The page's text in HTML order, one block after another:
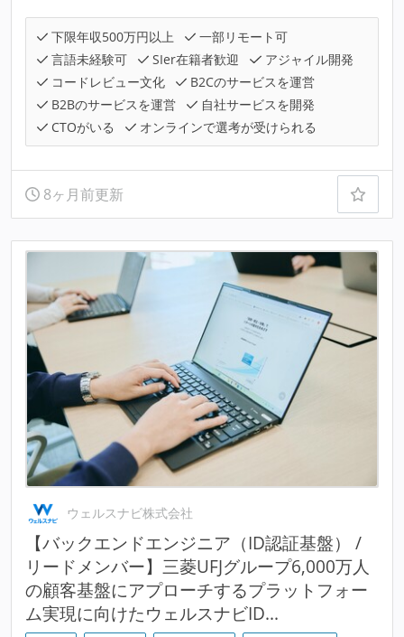
下限年収500万円以上
一部リモート可
言語未経験可
SIer在籍者歓迎
アジャイル開発
コードレビュー文化
B2Cのサービスを運営
B2Bのサービスを運営
自社サービスを開発
CTOがいる
オンラインで選考が受けられる
8ヶ月前更新
ウェルスナビ株式会社
【バックエンドエンジニア（ID認証基盤） /
リードメンバー】三菱UFJグループ6,000万人
の顧客基盤にアプローチするプラットフォー
ム実現に向けたウェルスナビID...